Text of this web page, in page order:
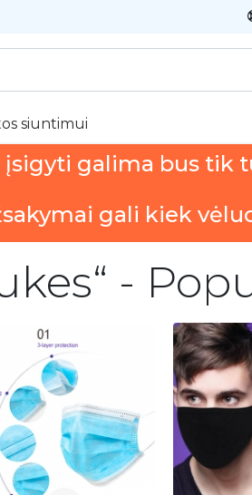
siuntimui
įsigyti galima bus tik
gali kiek
-